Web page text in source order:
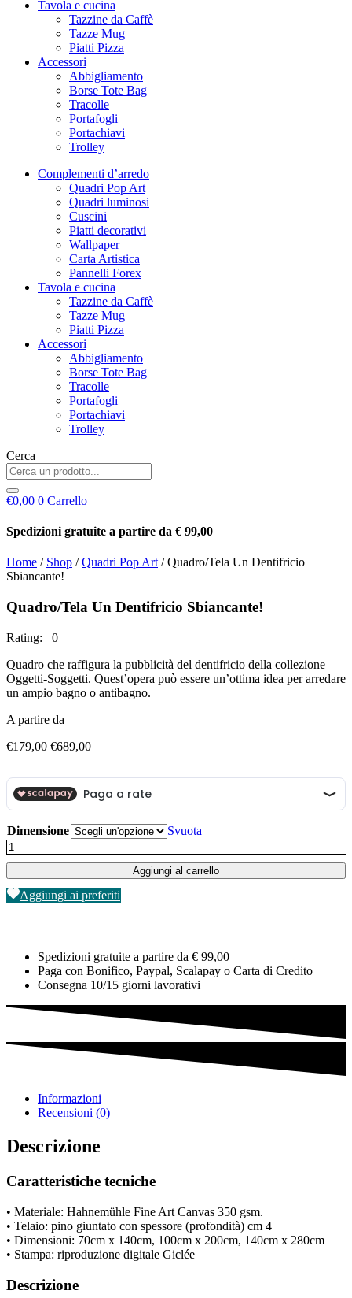
Tavola e cucina
Tazzine da Caffè
Tazze Mug
Piatti Pizza
Accessori
Abbigliamento
Borse Tote Bag
Tracolle
Portafogli
Portachiavi
Trolley
Complementi d’arredo
Quadri Pop Art
Quadri luminosi
Cuscini
Piatti decorativi
Wallpaper
Carta Artistica
Pannelli Forex
Tavola e cucina
Tazzine da Caffè
Tazze Mug
Piatti Pizza
Accessori
Abbigliamento
Borse Tote Bag
Tracolle
Portafogli
Portachiavi
Trolley
Cerca
€0,00 0 Carrello
Spedizioni gratuite a partire da € 99,00
Home / Shop /Quadri Pop Art / Quadro/Tela Un Dentifricio
Sbiancante!
Quadro/Tela Un Dentifricio Sbiancante!
Rating: 0
Quadro che raffigura la pubblicità del dentifricio della collezione
Oggetti-Soggetti. Quest’opera può essere un’ottima idea per arredare
un ampio bagno o antibagno.
A partire da
€179,00 €689,00Fascia
€179,00
€689,00
Dimensione
Svuota
Quadro/Tela
Un
Dentifricio
Sbiancante!
quantità
Aggiungi al carrello
Aggiungi ai preferiti
Spedizioni gratuite a partire da € 99,00
Paga con Bonifico, Paypal, Scalapay o Carta di Credito
Consegna 10/15 giorni lavorativi
Informazioni
Recensioni (0)
Descrizione
Caratteristiche tecniche
• Materiale: Hahnemühle Fine Art Canvas 350 gsm.
• Telaio: pino giuntato con spessore (profondità) cm 4
• Dimensioni: 70cm x 140cm, 100cm x 200cm, 140cm x 280cm
• Stampa: riproduzione digitale Giclée
Descrizione